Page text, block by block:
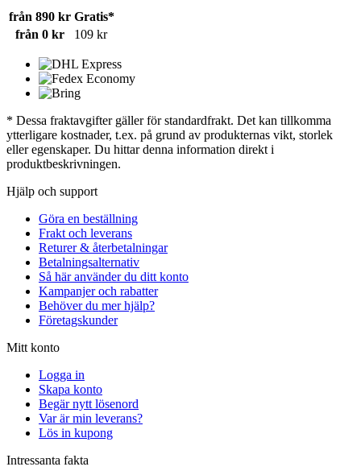
från 890 kr Gratis*
från 0 kr
109 kr
* Dessa fraktavgifter gäller för standardfrakt. Det kan tillkomma
ytterligare kostnader, t.ex. på grund av produkternas vikt, storlek
eller egenskaper. Du hittar denna information direkt i
produktbeskrivningen.
Hjälp och support
Göra en beställning
Frakt och leverans
Returer & återbetalningar
Betalningsalternativ
Så här använder du ditt konto
Kampanjer och rabatter
Behöver du mer hjälp?
Företagskunder
Mitt konto
Logga in
Skapa konto
Begär nytt lösenord
Var är min leverans?
Lös in kupong
Intressanta fakta